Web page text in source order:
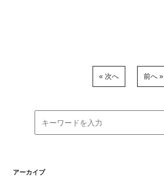
« 次へ 前へ »
アーカイブ